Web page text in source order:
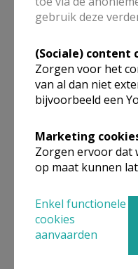
gebruik deze
(Sociale) content
Zorgen voor het
van al dan niet
bijvoorbeeld een
Marketing
Zorgen ervoor dat
op maat kunnen
Enkel functionele
cookies
aanvaarden